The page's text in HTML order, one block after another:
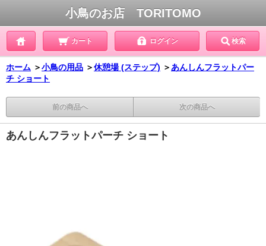
小鳥のお店 TORITOMO
カート ログイン 検索
ホーム ＞小鳥の用品 ＞休憩場 (ステップ) ＞ あんしんフラットパー
チ ショート
前の商品へ 次の商品へ
あんしんフラットパーチ ショート